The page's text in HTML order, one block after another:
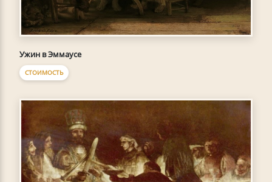
Ужин в Эммаусе
СТОИМОСТЬ